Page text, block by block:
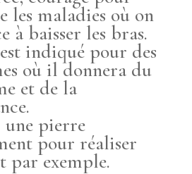
les maladies où on
à baisser les bras.
indiqué pour des
où il donnera du
et de la
une pierre
pour réaliser
par exemple.